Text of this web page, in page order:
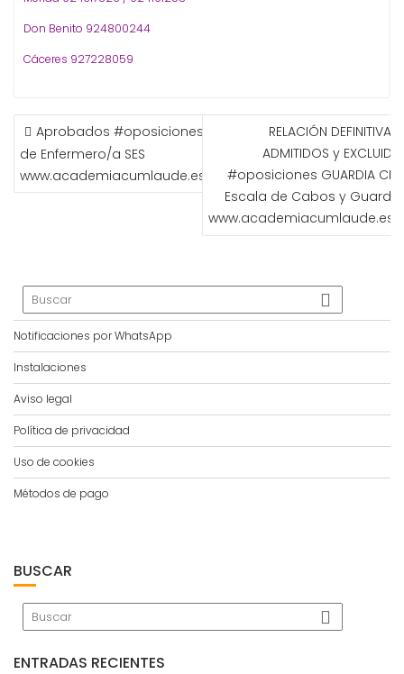
Don Benito 924800244
Cáceres 927228059
NAVEGACIÓN
DE
ENTRADAS
Aprobados #oposiciones
de Enfermero/a SES
www.academiacumlaude.es
RELACIÓN DEFINITIVA
ADMITIDOS y
#oposiciones GUARDIA
Escala de Cabos y
www.academiacumlaude.es
Notificaciones por WhatsApp
Instalaciones
Aviso legal
Política de privacidad
Uso de cookies
Métodos de pago
BUSCAR
ENTRADAS RECIENTES